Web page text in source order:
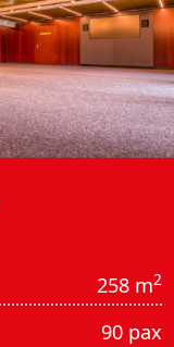
258 m2
90 pax